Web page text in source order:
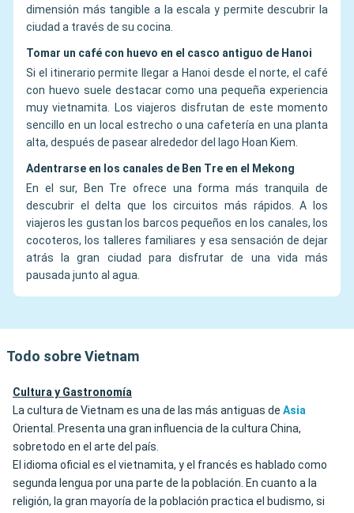
dimensión más tangible a la escala y permite descubrir la
ciudad a través de su cocina.
Tomar un café con huevo en el casco antiguo de Hanoi
Si el itinerario permite llegar a Hanoi desde el norte, el café
con huevo suele destacar como una pequeña experiencia
muy vietnamita. Los viajeros disfrutan de este momento
sencillo en un local estrecho o una cafetería en una planta
alta, después de pasear alrededor del lago Hoan Kiem.
Adentrarse en los canales de Ben Tre en el Mekong
En el sur, Ben Tre ofrece una forma más tranquila de
descubrir el delta que los circuitos más rápidos. A los
viajeros les gustan los barcos pequeños en los canales, los
cocoteros, los talleres familiares y esa sensación de dejar
atrás la gran ciudad para disfrutar de una vida más
pausada junto al agua.
Todo sobre Vietnam
Cultura y Gastronomía
La cultura de Vietnam es una de las más antiguas de Asia
Oriental. Presenta una gran influencia de la cultura China,
sobretodo en el arte del país.
El idioma oficial es el vietnamita, y el francés es hablado como
segunda lengua por una parte de la población. En cuanto a la
religión, la gran mayoría de la población practica el budismo, si